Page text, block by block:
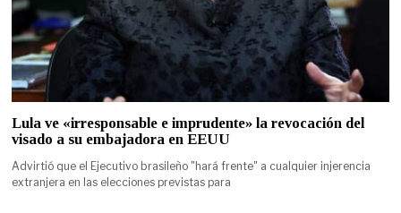
Lula ve «irresponsable e imprudente» la revocación del
visado a su embajadora en EEUU
Advirtió que el Ejecutivo brasileño "hará frente" a cualquier injerencia
extranjera en las elecciones previstas para